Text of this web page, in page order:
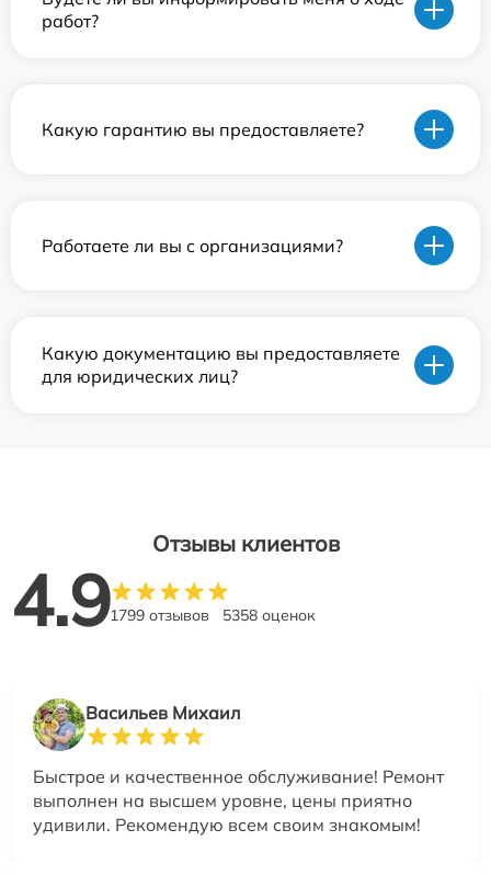
работ?
Какую гарантию вы предоставляете?
Работаете ли вы с организациями?
Какую документацию вы предоставляете
для юридических лиц?
Отзывы клиентов
4.91799 отзывов 5358 оценок
Васильев Михаил
Быстрое и качественное обслуживание! Ремонт
выполнен на высшем уровне, цены приятно
удивили. Рекомендую всем своим знакомым!